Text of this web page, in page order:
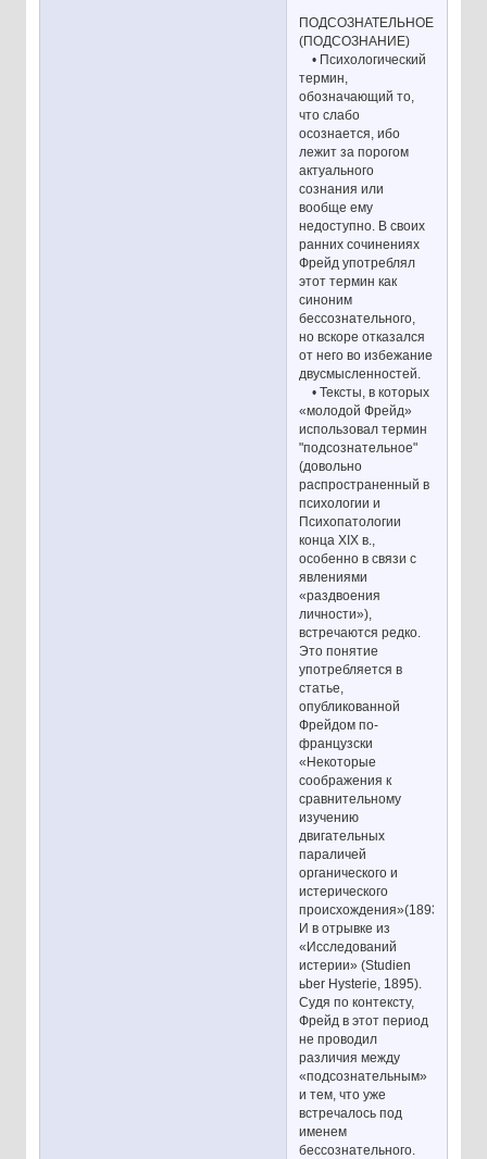
ПОДСОЗНАТЕЛЬНОЕ
(ПОДСОЗНАНИЕ)
• Психологический
термин,
обозначающий то,
что слабо
осознается, ибо
лежит за порогом
актуального
сознания или
вообще ему
недоступно. В своих
ранних сочинениях
Фрейд употреблял
этот термин как
синоним
бессознательного,
но вскоре отказался
от него во избежание
двусмысленностей.
• Тексты, в которых
«молодой Фрейд»
использовал термин
"подсознательное"
(довольно
распространенный в
психологии и
Психопатологии
конца XIX в.,
особенно в связи с
явлениями
«раздвоения
личности»),
встречаются редко.
Это понятие
употребляется в
статье,
опубликованной
Фрейдом по-
французски
«Некоторые
соображения к
сравнительному
изучению
двигательных
параличей
органического и
истерического
происхождения»(1893),
И в отрывке из
«Исследований
истерии» (Studien
ьber Hysterie, 1895).
Судя по контексту,
Фрейд в этот период
не проводил
различия между
«подсознательным»
и тем, что уже
встречалось под
именем
бессознательного.